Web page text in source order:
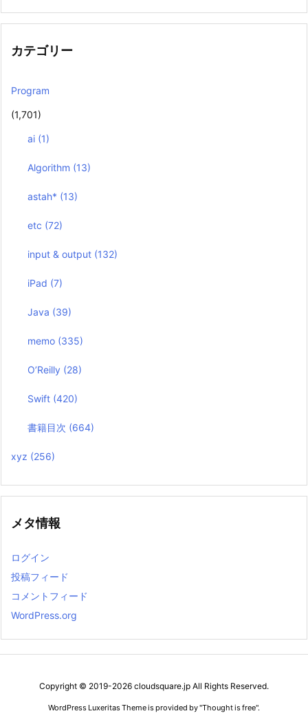
カテゴリー
Program
(1,701)
ai (1)
Algorithm (13)
astah* (13)
etc (72)
input & output (132)
iPad (7)
Java (39)
memo (335)
O’Reilly (28)
Swift (420)
書籍目次 (664)
xyz (256)
メタ情報
ログイン
投稿フィード
コメントフィード
WordPress.org
Copyright © 2019-2026 cloudsquare.jp All Rights Reserved.
WordPress Luxeritas Theme is provided by "Thought is free".